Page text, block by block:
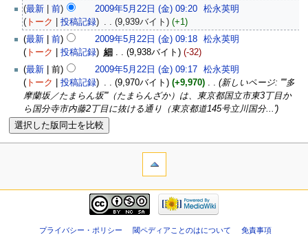
最新
前 2009年5月22日 (金) 09:20
松永英明
トーク
投稿記録 9,939バイト
+1
最新
前 2009年5月22日 (金) 09:18
松永英明
トーク
投稿記録 細 9,938バイト
-32
最新
前 2009年5月22日 (金) 09:17
松永英明
トーク
投稿記録 9,970バイト +9,970 ‎
新しいページ: ''''多
摩蘭坂／たまらん坂'''（たまらんざか）は、東京都国立市東3丁目か
ら国分寺市内藤2丁目に抜ける通り（東京都道145号立川国分...'
プライバシー・ポリシー 閾ペディアことのはについて 免責事項